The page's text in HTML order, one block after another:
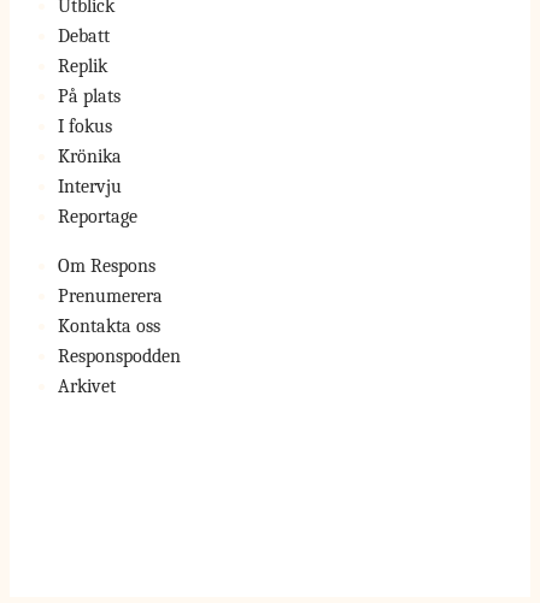
Utblick
Debatt
Replik
På plats
I fokus
Krönika
Intervju
Reportage
Om Respons
Prenumerera
Kontakta oss
Responspodden
Arkivet